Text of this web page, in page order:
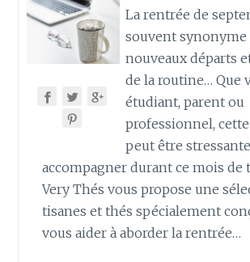
La rentrée de
souvent synonyme
nouveaux départs
de la routine… Que
étudiant, parent ou
professionnel,
peut être
accompagner durant ce mois de
Very Thés vous propose une
tisanes et thés spécialement
vous aider à aborder la rentrée…